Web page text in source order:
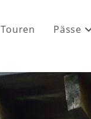
Touren Pässe